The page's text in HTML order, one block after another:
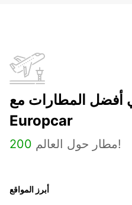
أفضل المطارات مع
Europcar
200 مطار حول العالم!
أبرز المواقع